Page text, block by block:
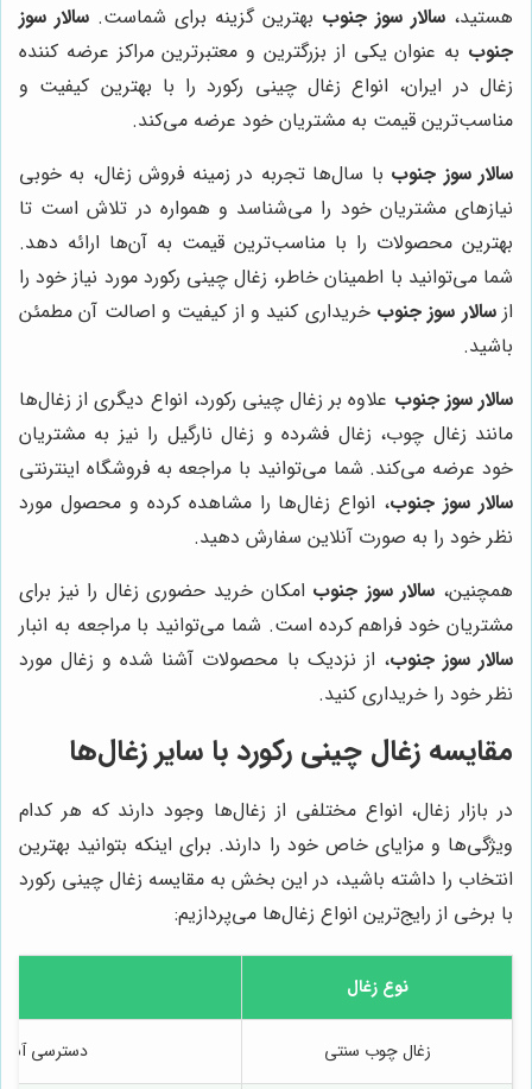
هستید، سالار سوز جنوب بهترین گزینه برای شماست. سالار سوز
جنوب به عنوان یکی از بزرگترین و معتبرترین مراکز عرضه کننده
زغال در ایران، انواع زغال چینی رکورد را با بهترین کیفیت و
مناسب‌ترین قیمت به مشتریان خود عرضه می‌کند.
سالار سوز جنوب با سال‌ها تجربه در زمینه فروش زغال، به خوبی
نیازهای مشتریان خود را می‌شناسد و همواره در تلاش است تا
بهترین محصولات را با مناسب‌ترین قیمت به آن‌ها ارائه دهد.
شما می‌توانید با اطمینان خاطر، زغال چینی رکورد مورد نیاز خود را
ازسالار سوز جنوب خریداری کنید و از کیفیت و اصالت آن مطمئن
باشید.
سالار سوز جنوب علاوه بر زغال چینی رکورد، انواع دیگری از زغال‌ها
مانند زغال چوب، زغال فشرده و زغال نارگیل را نیز به مشتریان
خود عرضه می‌کند. شما می‌توانید با مراجعه به فروشگاه اینترنتی
سالار سوز جنوب، انواع زغال‌ها را مشاهده کرده و محصول مورد
نظر خود را به صورت آنلاین سفارش دهید.
همچنین، سالار سوز جنوب امکان خرید حضوری زغال را نیز برای
مشتریان خود فراهم کرده است. شما می‌توانید با مراجعه به انبار
سالار سوز جنوب، از نزدیک با محصولات آشنا شده و زغال مورد
نظر خود را خریداری کنید.
مقایسه زغال چینی رکورد با سایر زغال‌ها
در بازار زغال، انواع مختلفی از زغال‌ها وجود دارند که هر کدام
ویژگی‌ها و مزایای خاص خود را دارند. برای اینکه بتوانید بهترین
انتخاب را داشته باشید، در این بخش به مقایسه زغال چینی رکورد
با برخی از رایج‌ترین انواع زغال‌ها می‌پردازیم:
نوع زغال
زغال چوب سنتی دسترسی